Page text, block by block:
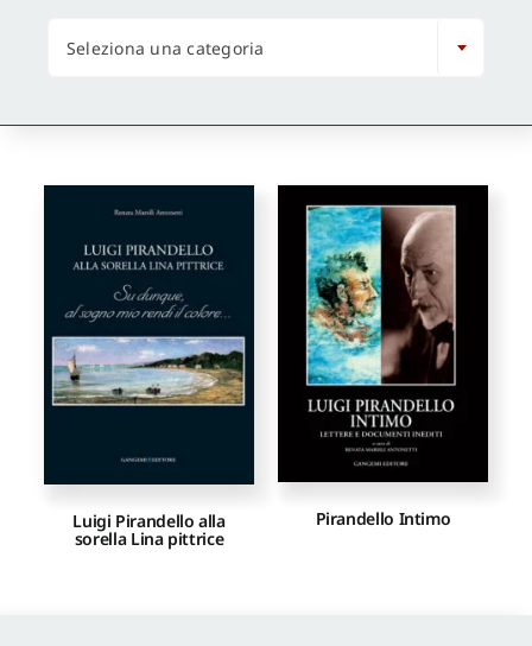
CONSIP / MEPA / ANVUR / CINECA
Proposte di pubblicazione
Gangemi Editore
Newsletter
Luigi Pirandello alla
sorella Lina pittrice
Pirandello Intimo
Seleziona una categoria